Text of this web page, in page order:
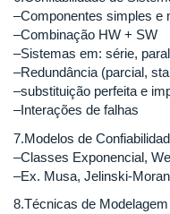
–Componentes simples e
–Combinação HW + SW
–Sistemas em: série,
–Redundância (parcial,
–substituição perfeita e
–Interações de falhas
7.Modelos de
–Classes Exponencial,
–Ex. Musa, Jelinski-
8.Técnicas de Modelagem